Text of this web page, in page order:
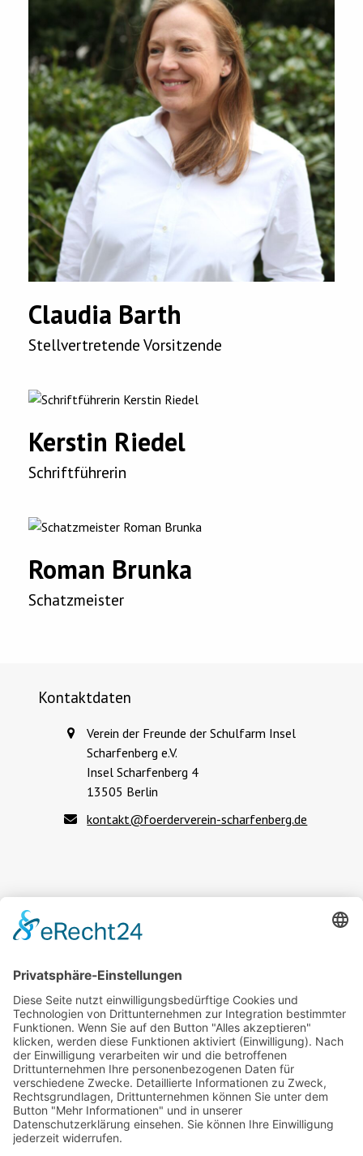
Claudia Barth
Stellvertretende Vorsitzende
Kerstin Riedel
Schriftführerin
Roman Brunka
Schatzmeister
Kontaktdaten
Verein der Freunde der Schulfarm Insel
Scharfenberg e.V.
Insel Scharfenberg 4
13505 Berlin
kontakt@foerderverein-scharfenberg.de
Rechtliches
Impressum
Datenschutz
Privatsphäre-Einstellungen und
Barrierefreiheit